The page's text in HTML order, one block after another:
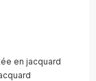
en jacquard